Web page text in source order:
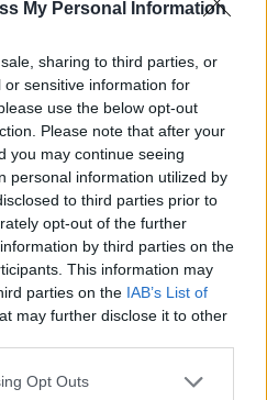
My Personal Information
sharing to third parties, or
sensitive information for
use the below opt-out
Please note that after your
you may continue seeing
personal information utilized by
to third parties prior to
opt-out of the further
by third parties on the
This information may
parties on the IAB’s List of
may further disclose it to other
Opt Outs
Καλλιθέα πριν το
22:00
Τσαφούλια
τηλεόραση
21:55
αναπαράσταση του
στην Κοζάνη
21:46
ειδήσεις